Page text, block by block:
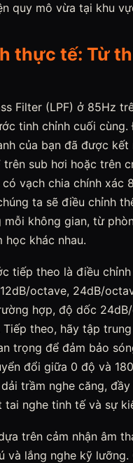
quy mô vừa tại khu
thực tế: Từ
Filter (LPF) ở 85Hz
tinh chỉnh cuối
của bạn đã được kết
trên sub hơi hoặc trên
vạch chia chính
ta sẽ điều chỉnh
không gian, từ
học khác nhau.
tiếp theo là điều
octave, 24dB/
hợp, độ dốc
theo, hãy tập
trọng để đảm bảo
đổi giữa 0 độ và
trầm nghe căng,
nghe tinh tế và sự
trên cảm nhận âm
và lắng nghe kỹ